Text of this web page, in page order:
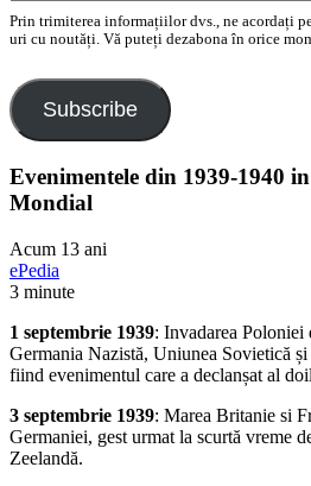
Prin trimiterea informațiilor dvs., ne acordați
uri cu noutăți. Vă puteți dezabona în orice
Subscribe
Evenimentele din 1939-1940
Mondial
Acum 13 ani
ePedia
3 minute
1 septembrie 1939: Invadarea
Germania Nazistă, Uniunea Sovietică
fiind evenimentul care a declanșat al
3 septembrie 1939: Marea Britanie si
Germaniei, gest urmat la scurtă vreme
Zeelandă.